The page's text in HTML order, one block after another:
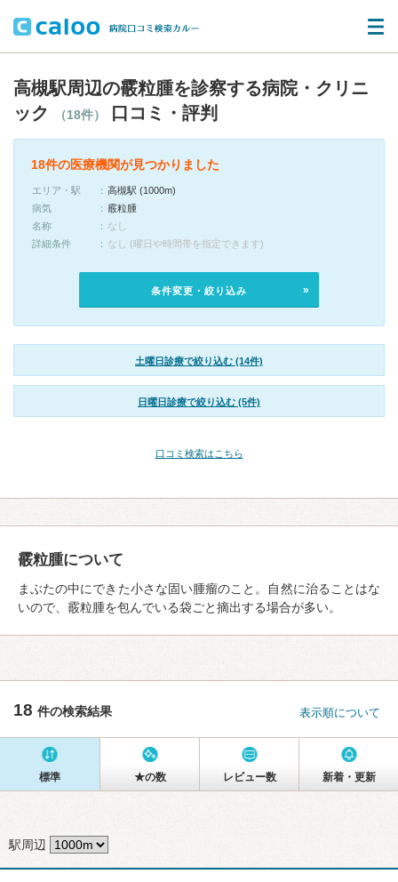
高槻駅周辺の霰粒腫を診察する病院・クリニ
ック
（18件） 口コミ・評判
18件の医療機関が見つかりました
エリア・駅
高槻駅 (1000m)
病気
霰粒腫
名称
なし
詳細条件
なし (曜日や時間帯を指定できます)
条件変更・絞り込み
土曜日診療で絞り込む (14件)
日曜日診療で絞り込む (5件)
口コミ検索はこちら
霰粒腫について
まぶたの中にできた小さな固い腫瘤のこと。自然に治ることはな
いので、霰粒腫を包んでいる袋ごと摘出する場合が多い。
18 件の検索結果 表示順について
標準 ★の数 レビュー数 新着・更新
駅周辺